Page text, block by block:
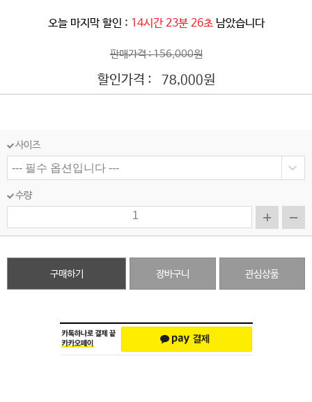
오늘 마지막 할인 : 14시간 23분 24초 남았습니다
판매가격 : 156,000원
할인가격 : 78,000원
사이즈
수량
구매하기 장바구니 관심상품